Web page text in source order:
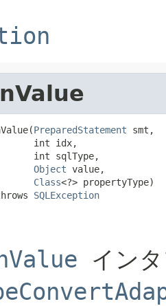
PreparedStatement smt,
int idx,
int sqlType,
Object value,
Class<?> propertyType)
SQLException
イン